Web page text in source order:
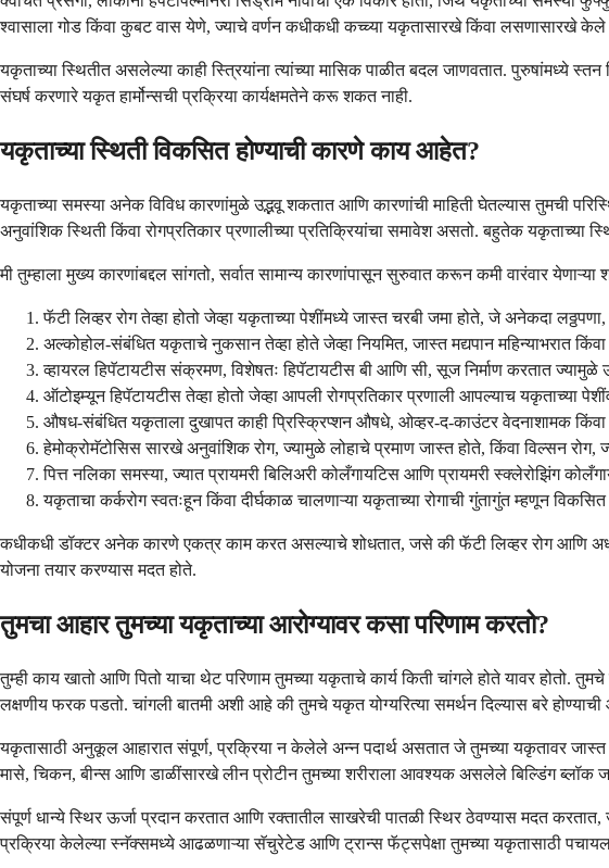
श्वासाला गोड किंवा कुबट वास येणे, ज्याचे वर्णन कधीकधी कच्च्या यकृतासारखे किंवा लसणासारखे केले
यकृताच्या स्थितीत असलेल्या काही स्त्रियांना त्यांच्या मासिक पाळीत बदल जाणवतात. पुरुषांमध्ये
संघर्ष करणारे यकृत हार्मोन्सची प्रक्रिया कार्यक्षमतेने करू शकत नाही.
यकृताच्या स्थिती विकसित होण्याची कारणे काय आहेत?
यकृताच्या समस्या अनेक विविध कारणांमुळे उद्भवू शकतात आणि कारणांची माहिती घेतल्यास तुमची
अनुवांशिक स्थिती किंवा रोगप्रतिकार प्रणालीच्या प्रतिक्रियांचा समावेश असतो. बहुतेक
मी तुम्हाला मुख्य कारणांबद्दल सांगतो, सर्वात सामान्य कारणांपासून सुरुवात करून कमी वारंवार येणाऱ्या
फॅटी लिव्हर रोग तेव्हा होतो जेव्हा यकृताच्या पेशींमध्ये जास्त चरबी जमा होते, जे अनेकदा
अल्कोहोल-संबंधित यकृताचे नुकसान तेव्हा होते जेव्हा नियमित, जास्त मद्यपान महिन्याभरात
व्हायरल हिपॅटायटीस संक्रमण, विशेषतः हिपॅटायटीस बी आणि सी, सूज निर्माण करतात
ऑटोइम्यून हिपॅटायटीस तेव्हा होतो जेव्हा आपली रोगप्रतिकार प्रणाली आपल्याच यकृताच्या
औषध-संबंधित यकृताला दुखापत काही प्रिस्क्रिप्शन औषधे, ओव्हर-द-काउंटर वेदनाशामक किंवा
हेमोक्रोमॅटोसिस सारखे अनुवांशिक रोग, ज्यामुळे लोहाचे प्रमाण जास्त होते, किंवा विल्सन
पित्त नलिका समस्या, ज्यात प्रायमरी बिलिअरी कोलँगायटिस आणि प्रायमरी स्क्लेरोझिंग
यकृताचा कर्करोग स्वतःहून किंवा दीर्घकाळ चालणाऱ्या यकृताच्या रोगाची गुंतागुंत म्हणून
कधीकधी डॉक्टर अनेक कारणे एकत्र काम करत असल्याचे शोधतात, जसे की फॅटी लिव्हर रोग आणि
योजना तयार करण्यास मदत होते.
तुमचा आहार तुमच्या यकृताच्या आरोग्यावर कसा परिणाम करतो?
तुम्ही काय खातो आणि पितो याचा थेट परिणाम तुमच्या यकृताचे कार्य किती चांगले होते यावर होतो.
लक्षणीय फरक पडतो. चांगली बातमी अशी आहे की तुमचे यकृत योग्यरित्या समर्थन दिल्यास बरे
यकृतासाठी अनुकूल आहारात संपूर्ण, प्रक्रिया न केलेले अन्न पदार्थ असतात जे तुमच्या यकृतावर
मासे, चिकन, बीन्स आणि डाळींसारखे लीन प्रोटीन तुमच्या शरीराला आवश्यक असलेले बिल्डिंग ब्लॉक
संपूर्ण धान्ये स्थिर ऊर्जा प्रदान करतात आणि रक्तातील साखरेची पातळी स्थिर ठेवण्यास मदत
प्रक्रिया केलेल्या स्नॅक्समध्ये आढळणाऱ्या सॅचुरेटेड आणि ट्रान्स फॅट्सपेक्षा तुमच्या यकृतासाठी